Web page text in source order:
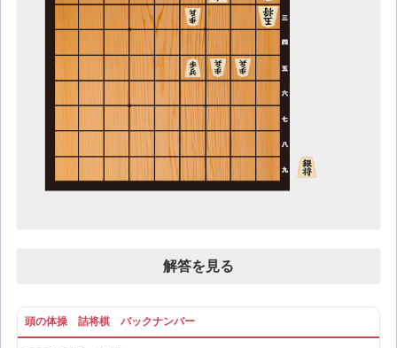
解答を見る
頭の体操 詰将棋 バックナンバー